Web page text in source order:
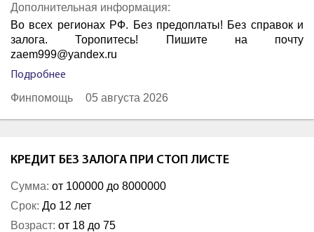
Дополнительная информация:
Во всех регионах РФ. Без предоплаты! Без справок и
залога. Торопитесь! Пишите на почту
zaem999@yandex.ru
Подробнее
Финпомощь 05 августа 2026
КРЕДИТ БЕЗ ЗАЛОГА ПРИ СТОП ЛИСТЕ
Сумма: от 100000 до 8000000
Срок: До 12 лет
Возраст: от 18 до 75